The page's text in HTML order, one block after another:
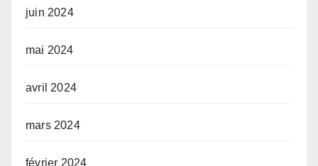
juin 2024
mai 2024
avril 2024
mars 2024
février 2024